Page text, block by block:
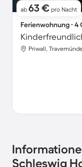
ab 63 € pro Nacht
Ferienwohnung ∙ 4
Priwall,
Schleswig